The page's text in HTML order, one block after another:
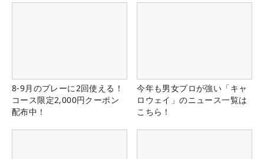
8-9月のプレーに2回使える！
コース限定2,000円クーポン
配布中！
今年も男女プロが強い「キャ
ロウェイ」のニュース一覧は
こちら！